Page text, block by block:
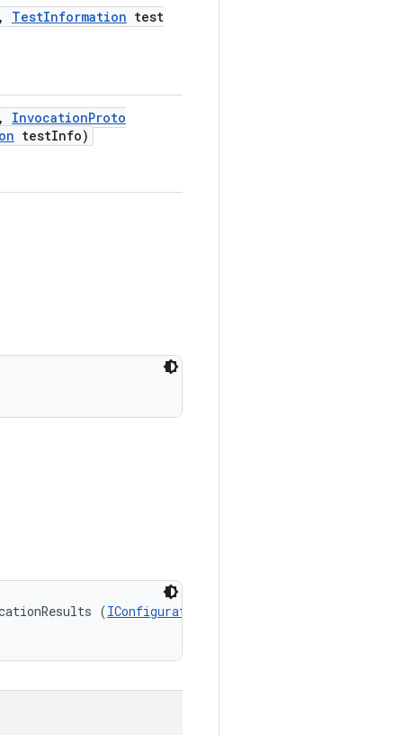
, TestInformation test
, InvocationProto
testInfo)
(IConfiguration